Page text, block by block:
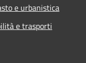
e urbanistica
e trasporti